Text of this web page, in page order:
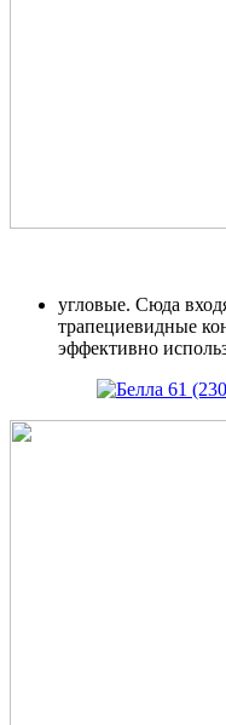
угловые. Сюда
трапециевидные
эффективно